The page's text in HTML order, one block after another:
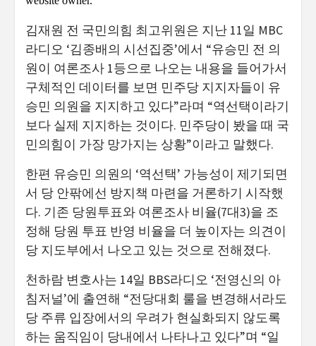
김재원 전 국민의힘 최고위원은 지난 11일 MBC
라디오 ‘김종배의 시선집중’에서 “유승민 전 의
원이 여론조사 1등으로 나오는 내용을 들어가서
구체적인 데이터를 보면 민주당 지지자들이 유
승민 의원을 지지하고 있다”라며 “역선택이라기
보다 실제 지지하는 것이다. 민주당이 봤을 때 국
민의힘이 가장 망가지는 상황”이라고 말했다.
한편 유승민 의원의 ‘역선택’ 가능성이 제기되면
서 당 안팎에선 방지책 마련을 거론하기 시작했
다. 기존 당원투표와 여론조사 비율(7대3)을 조
정해 당원 투표 반영 비율을 더 높이자는 의견이
당 지도부에서 나오고 있는 것으로 전해졌다.
천하람 변호사는 14일 BBS라디오 ‘전영신의 아
침저널’에 출연해 “전당대회 룰을 변경해서라도
당 주류 입장에서의 우려가 현실화되지 않도록
하는 움직임이 당내에서 나타나고 있다”며 “일